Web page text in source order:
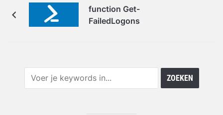
function Get-
FailedLogons